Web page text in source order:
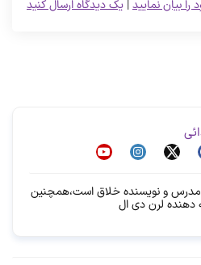
یک دیدگاه ارسال کنید |را بیان نمایید
و نویسنده خلاق است،همچنین
دهنده لرن دی ال